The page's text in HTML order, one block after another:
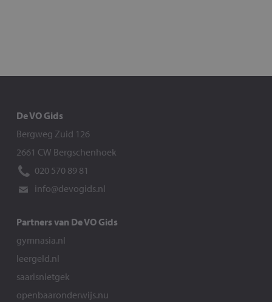
De VO Gids
Bergweg Zuid 126
2661 CW Bergschenhoek
020 570 89 81
info@devogids.nl
Partners van De VO Gids
gymnasia.nl
leergeld.nl
saarisnietgek
openbaaronderwijs.nu